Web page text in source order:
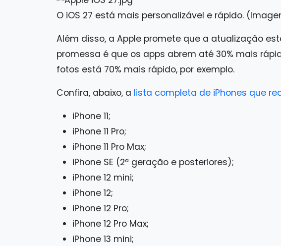
O iOS 27 está mais personalizável e rápido.
Além disso, a Apple promete que a atualização
promessa é que os apps abrem até 30% mais
fotos está 70% mais rápido, por exemplo.
Confira, abaixo, a lista completa de iPhones que
iPhone 11;
iPhone 11 Pro;
iPhone 11 Pro Max;
iPhone SE (2ª geração e posteriores);
iPhone 12 mini;
iPhone 12;
iPhone 12 Pro;
iPhone 12 Pro Max;
iPhone 13 mini;